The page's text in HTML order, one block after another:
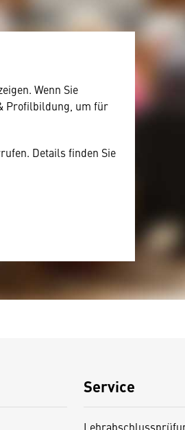
Wenn Sie
Profilbildung, um für
Details finden Sie
Service